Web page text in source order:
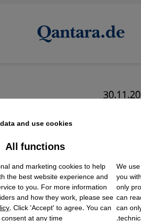
and use cookies.
We
you
only
can
can
All functions
and marketing cookies to help
the best website experience and
to you. For more information
and how they work, please see
. Click 'Accept' to agree. You can
Embed / Facebook Connect
Twitter Embed
Instagram Embed
Youtube Embed
Google Maps Embed